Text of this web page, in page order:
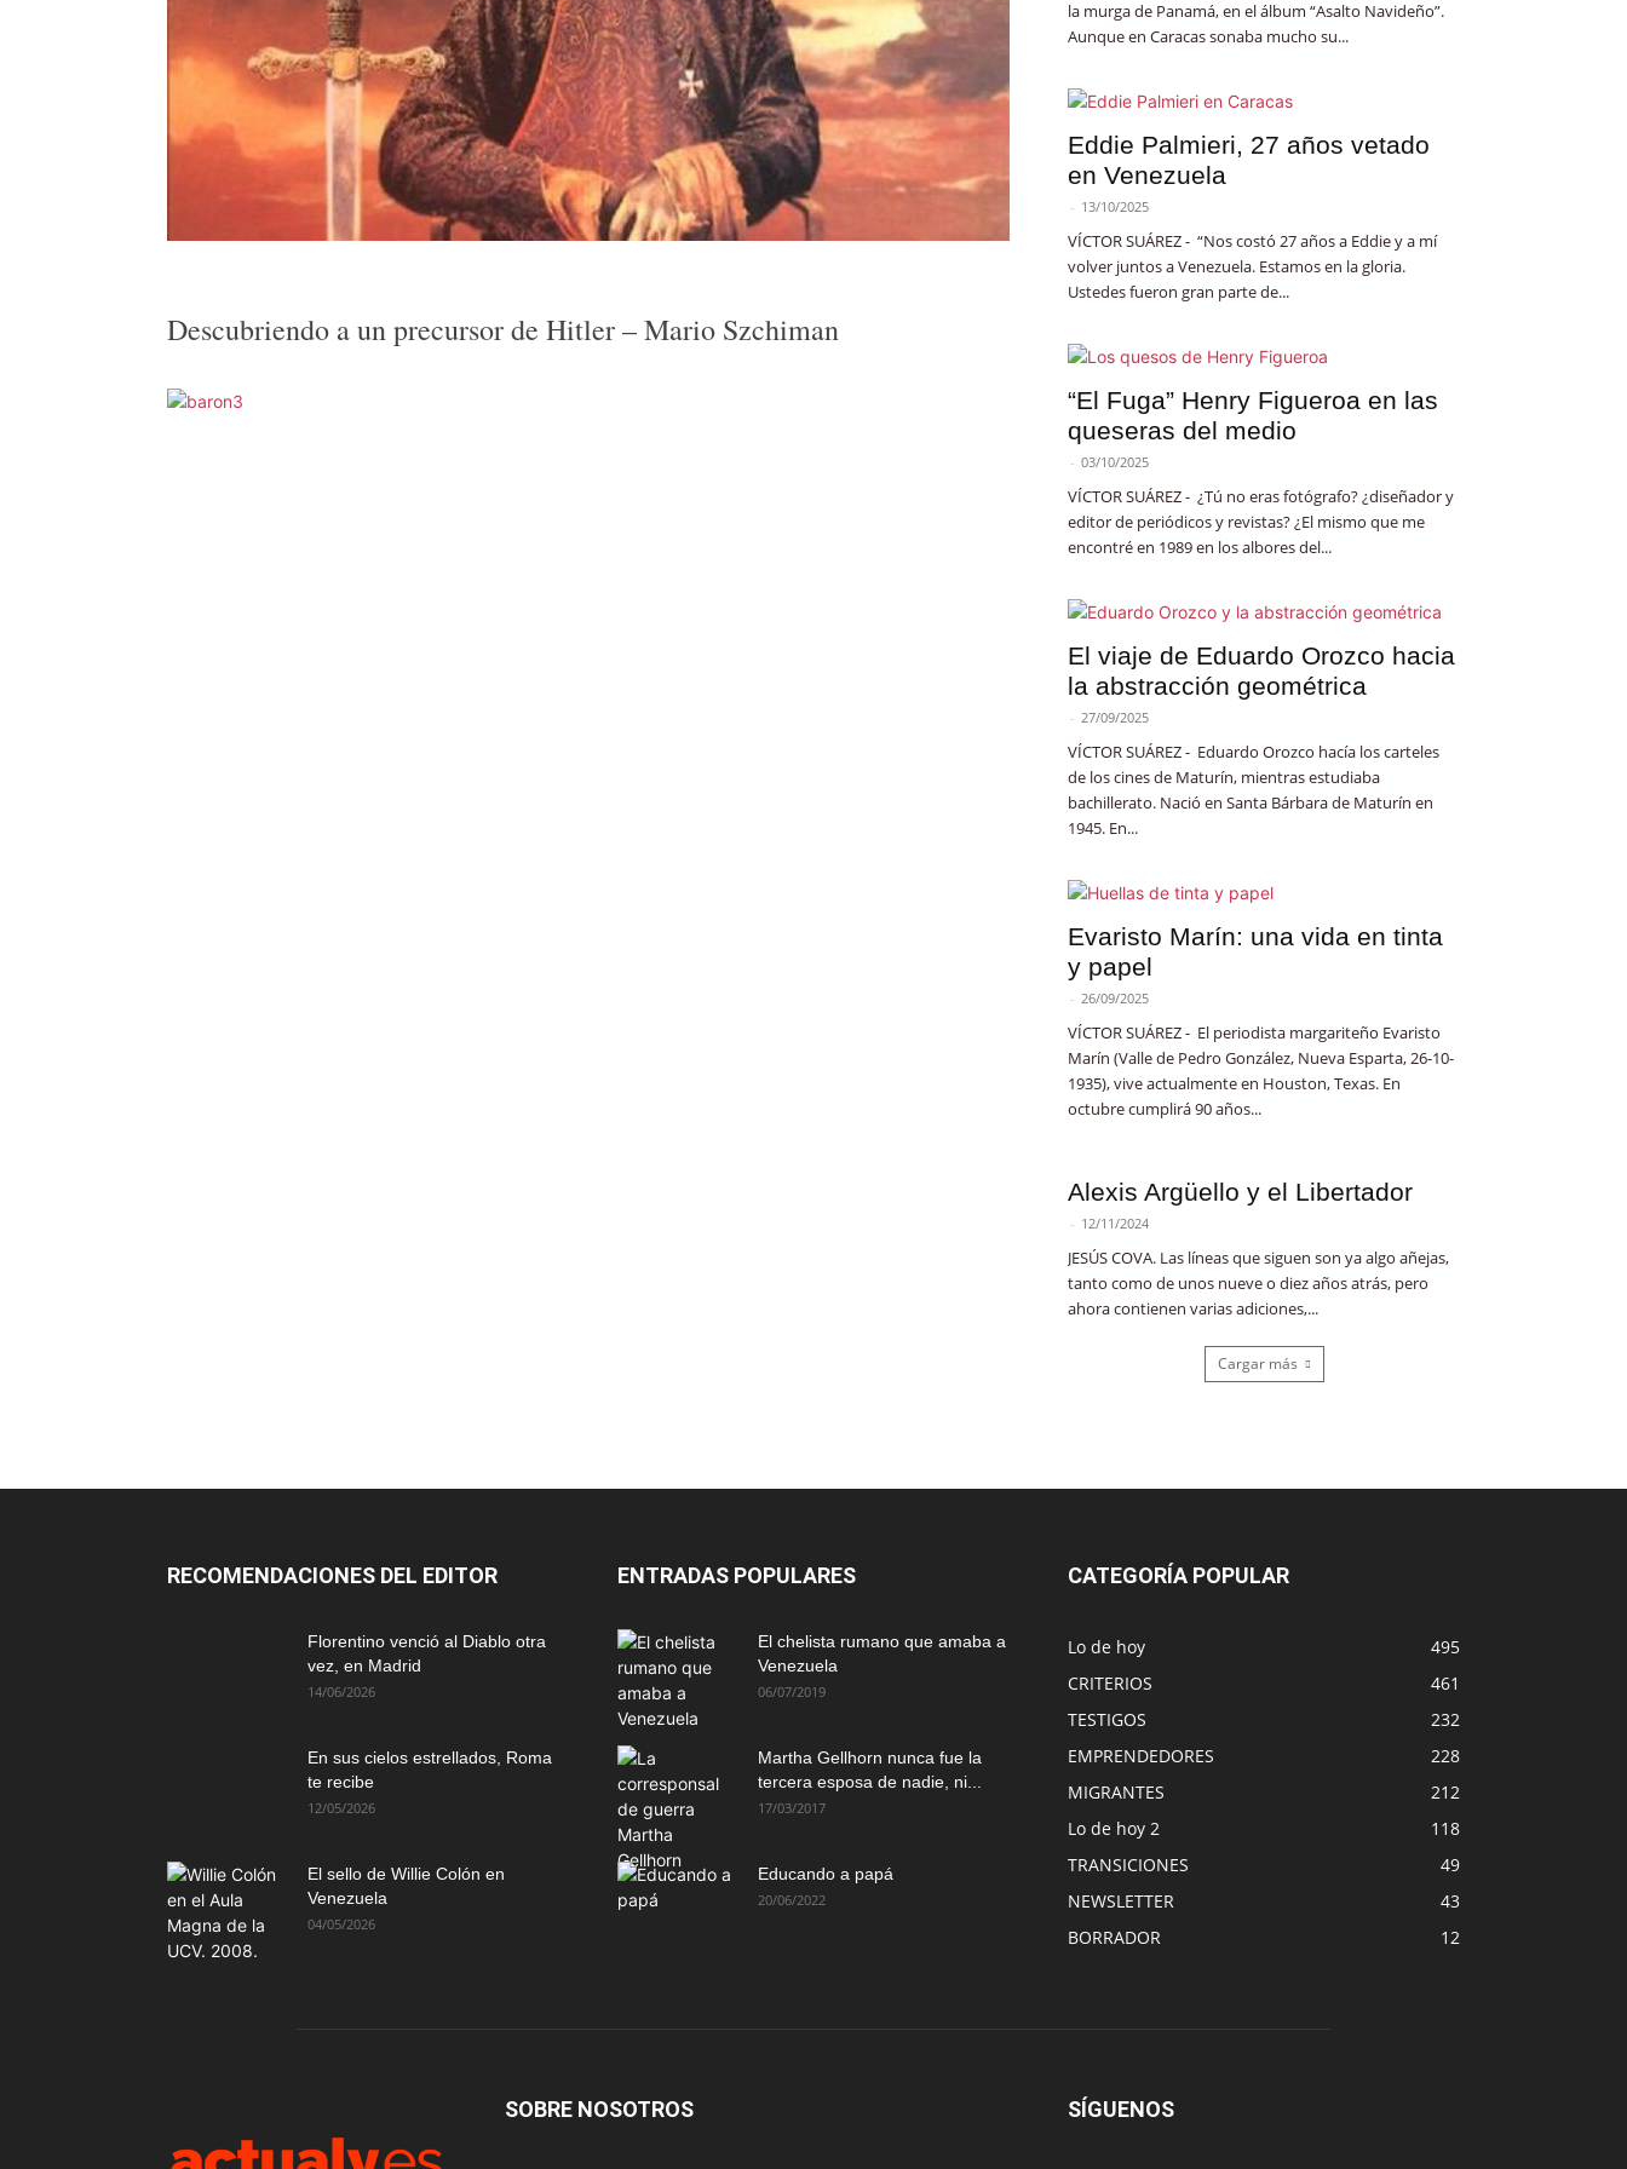
Descubriendo a un precursor de Hitler – Mario Szchiman
la murga de Panamá, en el álbum “Asalto Navideño”.
Aunque en Caracas sonaba mucho su...
Eddie Palmieri, 27 años vetado
en Venezuela
- 13/10/2025
VÍCTOR SUÁREZ - “Nos costó 27 años a Eddie y a mí
volver juntos a Venezuela. Estamos en la gloria.
Ustedes fueron gran parte de...
“El Fuga” Henry Figueroa en las
queseras del medio
- 03/10/2025
VÍCTOR SUÁREZ - ¿Tú no eras fotógrafo? ¿diseñador y
editor de periódicos y revistas? ¿El mismo que me
encontré en 1989 en los albores del...
El viaje de Eduardo Orozco hacia
la abstracción geométrica
- 27/09/2025
VÍCTOR SUÁREZ - Eduardo Orozco hacía los carteles
de los cines de Maturín, mientras estudiaba
bachillerato. Nació en Santa Bárbara de Maturín en
1945. En...
Evaristo Marín: una vida en tinta
y papel
- 26/09/2025
VÍCTOR SUÁREZ - El periodista margariteño Evaristo
Marín (Valle de Pedro González, Nueva Esparta, 26-10-
1935), vive actualmente en Houston, Texas. En
octubre cumplirá 90 años...
Alexis Argüello y el Libertador
- 12/11/2024
JESÚS COVA. Las líneas que siguen son ya algo añejas,
tanto como de unos nueve o diez años atrás, pero
ahora contienen varias adiciones,...
Cargar más
RECOMENDACIONES DEL EDITOR
Florentino venció al Diablo otra
vez, en Madrid
14/06/2026
En sus cielos estrellados, Roma
te recibe
12/05/2026
El sello de Willie Colón en
Venezuela
04/05/2026
ENTRADAS POPULARES
El chelista rumano que amaba a
Venezuela
06/07/2019
Martha Gellhorn nunca fue la
tercera esposa de nadie, ni...
17/03/2017
Educando a papá
20/06/2022
CATEGORÍA POPULAR
Lo de hoy
495
CRITERIOS
461
TESTIGOS
232
EMPRENDEDORES
228
MIGRANTES
212
Lo de hoy 2
118
TRANSICIONES
49
NEWSLETTER
43
BORRADOR
12
SOBRE NOSOTROS SÍGUENOS